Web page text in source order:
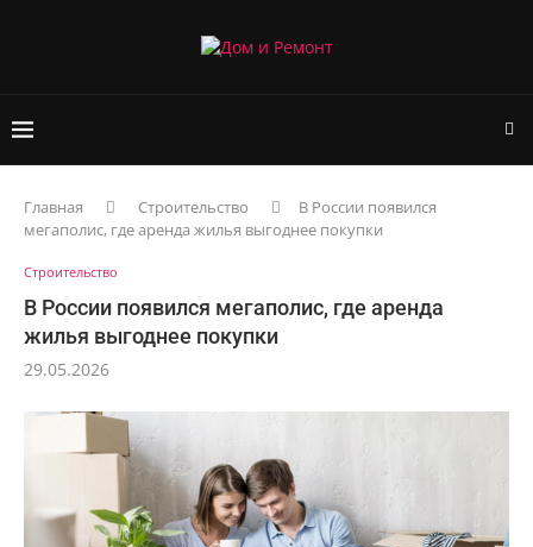
Главная Строительство
В России появился
мегаполис, где аренда жилья выгоднее покупки
Строительство
В России появился мегаполис, где аренда
жилья выгоднее покупки
29.05.2026